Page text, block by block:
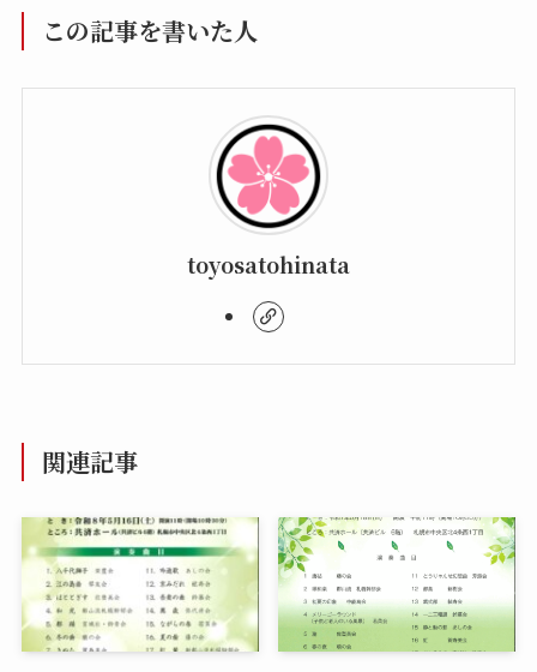
この記事を書いた人
toyosatohinata
関連記事